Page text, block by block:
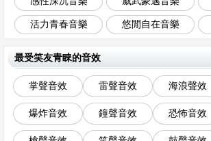
活力青春音樂 悠閒自在音樂
最受笑友青睞的音效
掌聲音效 雷聲音效 海浪聲效
爆炸音效 鐘聲音效 恐怖音效